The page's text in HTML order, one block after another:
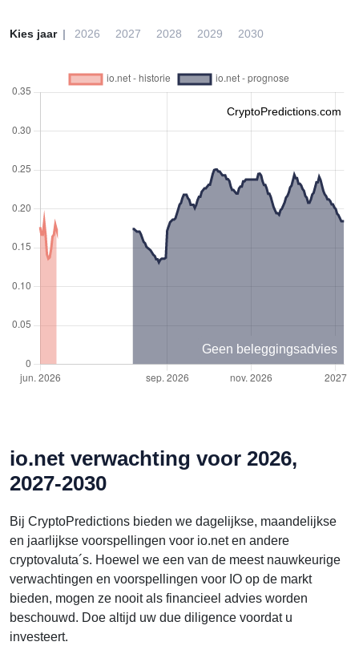
Kies jaar 2026 2027 2028 2029 2030
CryptoPredictions.com
Geen beleggingsadvies
io.net verwachting voor 2026,
2027-2030
Bij CryptoPredictions bieden we dagelijkse, maandelijkse
en jaarlijkse voorspellingen voor io.net en andere
cryptovaluta´s. Hoewel we een van de meest nauwkeurige
verwachtingen en voorspellingen voor IO op de markt
bieden, mogen ze nooit als financieel advies worden
beschouwd. Doe altijd uw due diligence voordat u
investeert.